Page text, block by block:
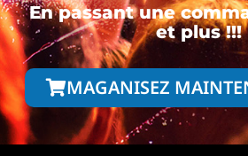
En passant une
et plus !!!
MAGANISEZ